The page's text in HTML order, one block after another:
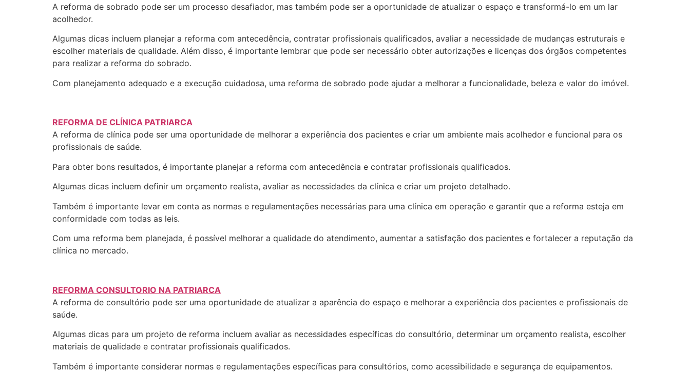
A reforma de sobrado pode ser um processo desafiador, mas também pode ser a oportunidade de atualizar o espaço e transformá-lo em um lar
acolhedor.
Algumas dicas incluem planejar a reforma com antecedência, contratar profissionais qualificados, avaliar a necessidade de mudanças estruturais e
escolher materiais de qualidade. Além disso, é importante lembrar que pode ser necessário obter autorizações e licenças dos órgãos competentes
para realizar a reforma do sobrado.
Com planejamento adequado e a execução cuidadosa, uma reforma de sobrado pode ajudar a melhorar a funcionalidade, beleza e valor do imóvel.
REFORMA DE CLÍNICA PATRIARCA
A reforma de clínica pode ser uma oportunidade de melhorar a experiência dos pacientes e criar um ambiente mais acolhedor e funcional para os
profissionais de saúde.
Para obter bons resultados, é importante planejar a reforma com antecedência e contratar profissionais qualificados.
Algumas dicas incluem definir um orçamento realista, avaliar as necessidades da clínica e criar um projeto detalhado.
Também é importante levar em conta as normas e regulamentações necessárias para uma clínica em operação e garantir que a reforma esteja em
conformidade com todas as leis.
Com uma reforma bem planejada, é possível melhorar a qualidade do atendimento, aumentar a satisfação dos pacientes e fortalecer a reputação da
clínica no mercado.
REFORMA CONSULTORIO NA PATRIARCA
A reforma de consultório pode ser uma oportunidade de atualizar a aparência do espaço e melhorar a experiência dos pacientes e profissionais de
saúde.
Algumas dicas para um projeto de reforma incluem avaliar as necessidades específicas do consultório, determinar um orçamento realista, escolher
materiais de qualidade e contratar profissionais qualificados.
Também é importante considerar normas e regulamentações específicas para consultórios, como acessibilidade e segurança de equipamentos.